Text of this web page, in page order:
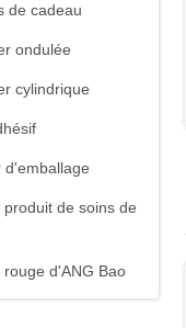
de cadeau
ondulée
cylindrique
d'emballage
de soins de
rouge d'ANG Bao